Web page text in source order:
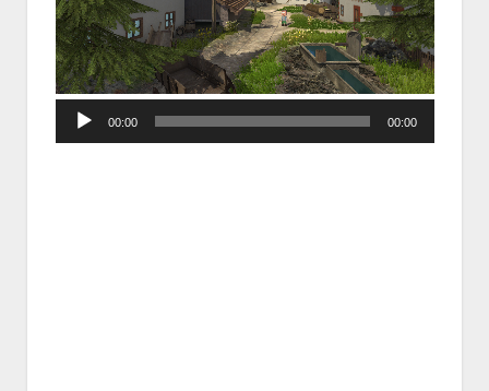
Player
00:00 00:00